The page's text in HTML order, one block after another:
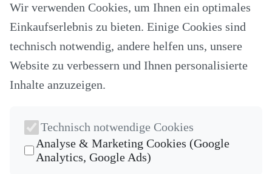
Alle Modelle
Stoffe & Schnitte
Nähzubehör
Ersatzteile
Stricken und Häkeln
Schneideplotter und Zubehör
Sticksoftware
Nähkurse
Newsletter
Die neuesten Produkte und die besten Angebote per E-Mail, damit
Wir verwenden Cookies, um Ihnen ein optimales
Einkaufserlebnis zu bieten. Einige Cookies sind
technisch notwendig, andere helfen uns, unsere
Website zu verbessern und Ihnen personalisierte
Inhalte anzuzeigen.
Technisch notwendige Cookies
Analyse & Marketing Cookies (Google
Analytics, Google Ads)